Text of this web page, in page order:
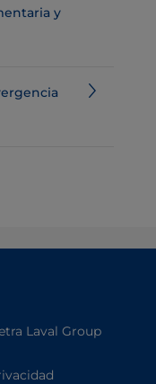
y
Laval Group